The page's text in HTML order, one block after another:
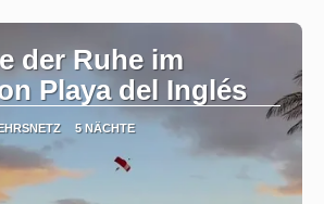
der Ruhe im
Playa del Inglés
5 NÄCHTE